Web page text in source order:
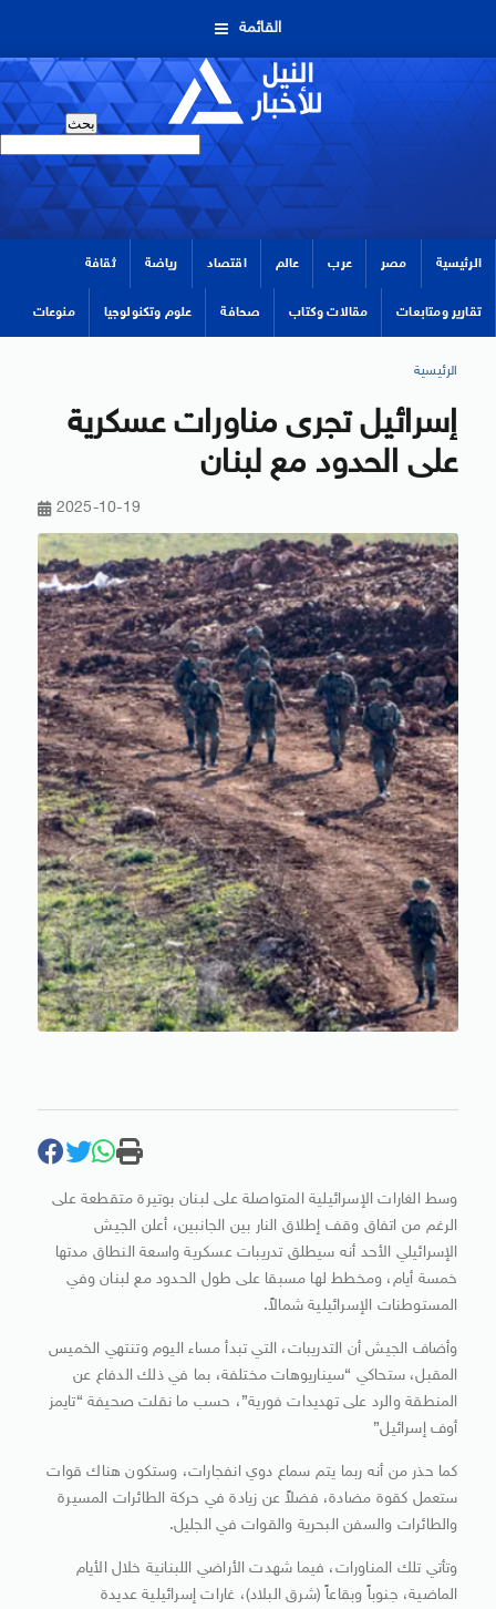
القائمة
الرئيسية مصر عرب عالم اقتصاد رياضة ثقافة
تقارير ومتابعات مقالات وكتاب صحافة علوم وتكنولوجيا منوعات
الرئيسية
إسرائيل تجرى مناورات عسكرية
على الحدود مع لبنان
2025-10-19
وسط الغارات الإسرائيلية المتواصلة على لبنان بوتيرة متقطعة على
الرغم من اتفاق وقف إطلاق النار بين الجانبين، أعلن الجيش
الإسرائيلي الأحد أنه سيطلق تدريبات عسكرية واسعة النطاق مدتها
خمسة أيام، ومخطط لها مسبقا على طول الحدود مع لبنان وفي
المستوطنات الإسرائيلية شمالاً.
وأضاف الجيش أن التدريبات، التي تبدأ مساء اليوم وتنتهي الخميس
المقبل، ستحاكي “سيناريوهات مختلفة، بما في ذلك الدفاع عن
المنطقة والرد على تهديدات فورية”، حسب ما نقلت صحيفة “تايمز
أوف إسرائيل”
كما حذر من أنه ربما يتم سماع دوي انفجارات، وستكون هناك قوات
ستعمل كقوة مضادة، فضلاً عن زيادة في حركة الطائرات المسيرة
والطائرات والسفن البحرية والقوات في الجليل.
وتأتي تلك المناورات، فيما شهدت الأراضي اللبنانية خلال الأيام
الماضية، جنوباً وبقاعاً (شرق البلاد)، غارات إسرائيلية عديدة